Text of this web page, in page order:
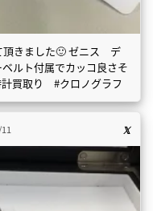
きました🙂 ゼニス デ
ルト付属でカッコ良さそ
買取り #クロノグラフ